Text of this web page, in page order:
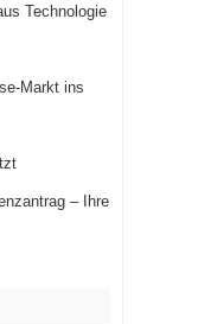
Technologie
Markt ins
– Ihre